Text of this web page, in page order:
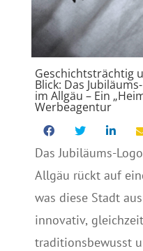
Geschichtsträchtig
Blick: Das
im Allgäu – Ein
Werbeagentur
Das Jubiläums-
Allgäu rückt auf
was diese Stadt
innovativ,
traditionsbewusst